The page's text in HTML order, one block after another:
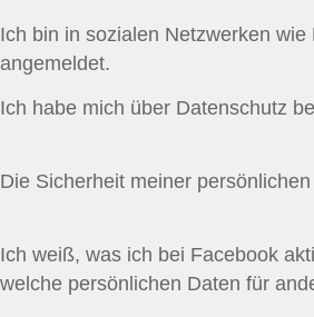
Ich bin in sozialen Netzwerken
angemeldet.
Ich habe mich über Datenschutz
Die Sicherheit meiner
Ich weiß, was ich bei Facebook
welche persönlichen Daten für